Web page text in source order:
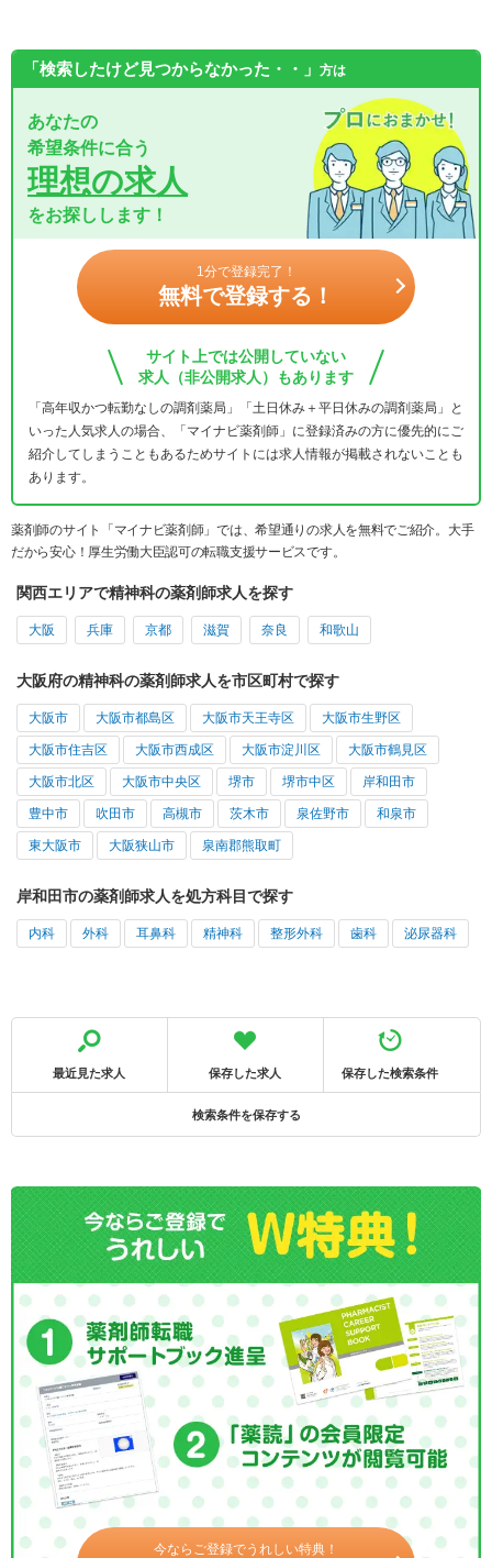
「検索したけど見つからなかった・・」 方は
あなたの
希望条件に合う
理想の求人
をお探しします！
1分で登録完了！
無料で登録する！
サイト上では公開していない
求人（非公開求人）もあります
「高年収かつ転勤なしの調剤薬局」「土日休み＋平日休みの調剤薬局」と
いった人気求人の場合、「マイナビ薬剤師」に登録済みの方に優先的にご
紹介してしまうこともあるためサイトには求人情報が掲載されないことも
あります。
薬剤師のサイト「マイナビ薬剤師」では、希望通りの求人を無料でご紹介。大手
だから安心！厚生労働大臣認可の転職支援サービスです。
関西エリアで精神科の薬剤師求人を探す
大阪 兵庫 京都 滋賀 奈良 和歌山
大阪府の精神科の薬剤師求人を市区町村で探す
大阪市 大阪市都島区 大阪市天王寺区 大阪市生野区
大阪市住吉区 大阪市西成区 大阪市淀川区 大阪市鶴見区
大阪市北区 大阪市中央区 堺市 堺市中区 岸和田市
豊中市 吹田市 高槻市 茨木市 泉佐野市 和泉市
東大阪市 大阪狭山市 泉南郡熊取町
岸和田市の薬剤師求人を処方科目で探す
内科 外科 耳鼻科 精神科 整形外科 歯科 泌尿器科
最近見た求人 保存した求人 保存した検索条件
検索条件を保存する
今ならご登録でうれしい特典！